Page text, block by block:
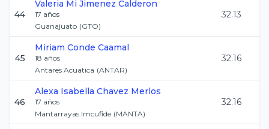
44
Valeria Mi Jimenez Calderon
17 años
Guanajuato (GTO)
32.13
45
Miriam Conde Caamal
18 años
Antares Acuatica (ANTAR)
32.16
46
Alexa Isabella Chavez Merlos
17 años
Mantarrayas Imcufide (MANTA)
32.16